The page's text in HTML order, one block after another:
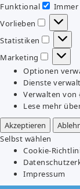
Funktional
Vorlieben
Vorlieben
Statistiken
Marketing
Optionen
Dienste
Verwalten von
Lese mehr
Akzeptieren
Selbst wählen
Cookie-
Impressum